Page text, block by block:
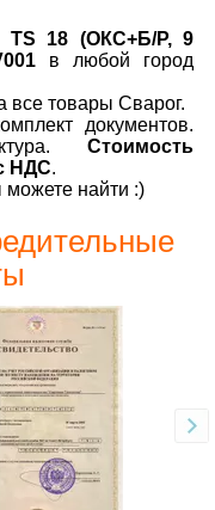
TS 18 (ОКС+Б/Р, 9
в любой город
все товары Сварог.
документов.
Стоимость
НДС.
найти :)